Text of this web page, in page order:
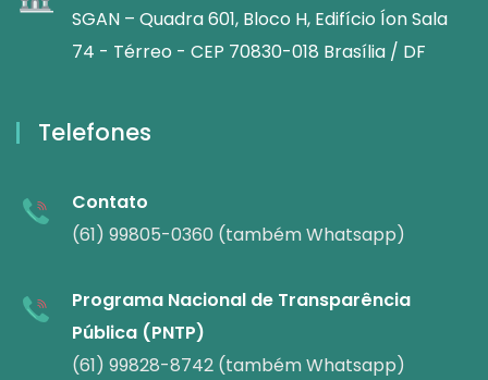
SGAN – Quadra 601, Bloco H, Edifício Íon Sala
74 - Térreo - CEP 70830-018 Brasília / DF
Telefones
Contato
(61) 99805-0360 (também Whatsapp)
Programa Nacional de Transparência
Pública (PNTP)
(61) 99828-8742 (também Whatsapp)